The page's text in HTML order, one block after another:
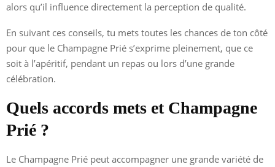
alors qu’il influence directement la perception de qualité.
En suivant ces conseils, tu mets toutes les chances de ton côté
pour que le Champagne Prié s’exprime pleinement, que ce
soit à l’apéritif, pendant un repas ou lors d’une grande
célébration.
Quels accords mets et Champagne
Prié ?
Le Champagne Prié peut accompagner une grande variété de